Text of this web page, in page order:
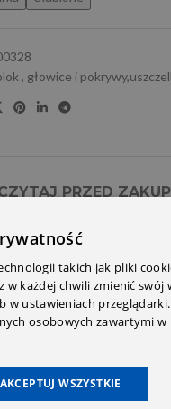
, głowice i
PRZED
takich jak pliki
w każdej chwili zmienić swój
ustawieniach
osobowych zawartymi
AKCEPTUJ WSZYSTKIE